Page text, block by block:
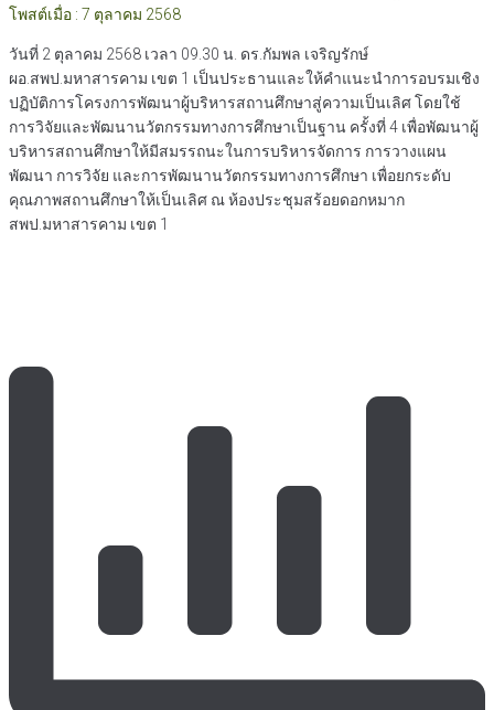
โพสต์เมื่อ : 7 ตุลาคม 2568
วันที่ 2 ตุลาคม 2568 เวลา 09.30 น. ดร.กัมพล เจริญรักษ์
ผอ.สพป.มหาสารคาม เขต 1 เป็นประธานและให้คำแนะนำการอบรมเชิง
ปฏิบัติการโครงการพัฒนาผู้บริหารสถานศึกษาสู่ความเป็นเลิศ โดยใช้
การวิจัยและพัฒนานวัตกรรมทางการศึกษาเป็นฐาน ครั้งที่ 4 เพื่อพัฒนาผู้
บริหารสถานศึกษาให้มีสมรรถนะในการบริหารจัดการ การวางแผน
พัฒนา การวิจัย และการพัฒนานวัตกรรมทางการศึกษา เพื่อยกระดับ
คุณภาพสถานศึกษาให้เป็นเลิศ ณ ห้องประชุมสร้อยดอกหมาก
สพป.มหาสารคาม เขต 1